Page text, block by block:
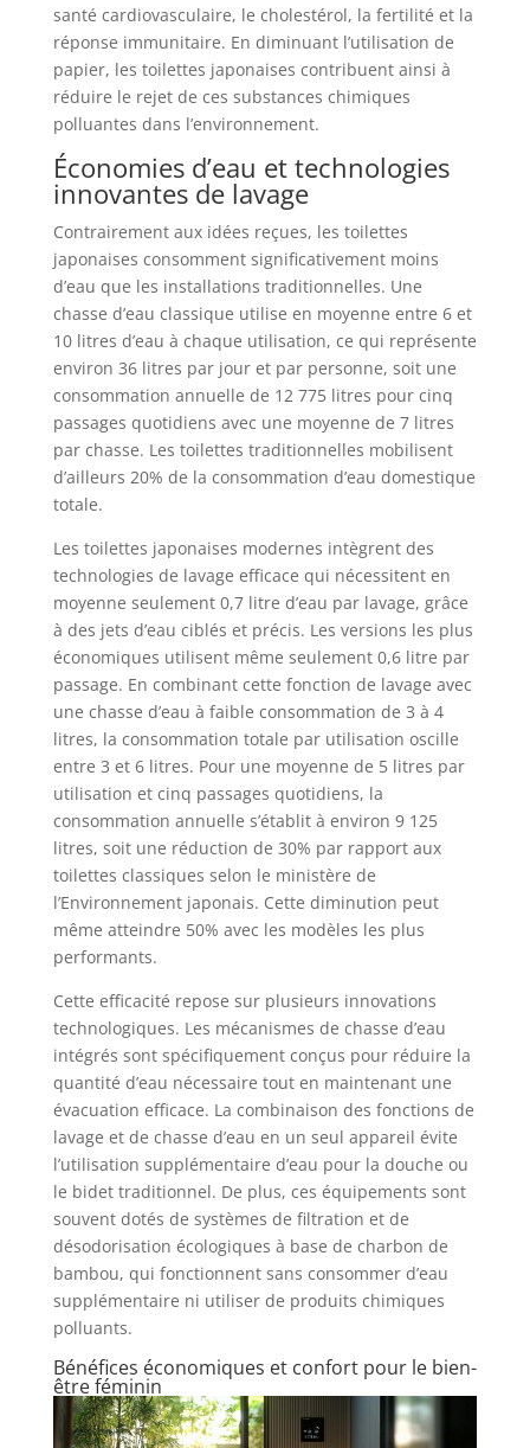
santé cardiovasculaire, le cholestérol, la fertilité et la
réponse immunitaire. En diminuant l’utilisation de
papier, les toilettes japonaises contribuent ainsi à
réduire le rejet de ces substances chimiques
polluantes dans l’environnement.
Économies d’eau et technologies
innovantes de lavage
Contrairement aux idées reçues, les toilettes
japonaises consomment significativement moins
d’eau que les installations traditionnelles. Une
chasse d’eau classique utilise en moyenne entre 6 et
10 litres d’eau à chaque utilisation, ce qui représente
environ 36 litres par jour et par personne, soit une
consommation annuelle de 12 775 litres pour cinq
passages quotidiens avec une moyenne de 7 litres
par chasse. Les toilettes traditionnelles mobilisent
d’ailleurs 20% de la consommation d’eau domestique
totale.
Les toilettes japonaises modernes intègrent des
technologies de lavage efficace qui nécessitent en
moyenne seulement 0,7 litre d’eau par lavage, grâce
à des jets d’eau ciblés et précis. Les versions les plus
économiques utilisent même seulement 0,6 litre par
passage. En combinant cette fonction de lavage avec
une chasse d’eau à faible consommation de 3 à 4
litres, la consommation totale par utilisation oscille
entre 3 et 6 litres. Pour une moyenne de 5 litres par
utilisation et cinq passages quotidiens, la
consommation annuelle s’établit à environ 9 125
litres, soit une réduction de 30% par rapport aux
toilettes classiques selon le ministère de
l’Environnement japonais. Cette diminution peut
même atteindre 50% avec les modèles les plus
performants.
Cette efficacité repose sur plusieurs innovations
technologiques. Les mécanismes de chasse d’eau
intégrés sont spécifiquement conçus pour réduire la
quantité d’eau nécessaire tout en maintenant une
évacuation efficace. La combinaison des fonctions de
lavage et de chasse d’eau en un seul appareil évite
l’utilisation supplémentaire d’eau pour la douche ou
le bidet traditionnel. De plus, ces équipements sont
souvent dotés de systèmes de filtration et de
désodorisation écologiques à base de charbon de
bambou, qui fonctionnent sans consommer d’eau
supplémentaire ni utiliser de produits chimiques
polluants.
Bénéfices économiques et confort pour le bien-
être féminin